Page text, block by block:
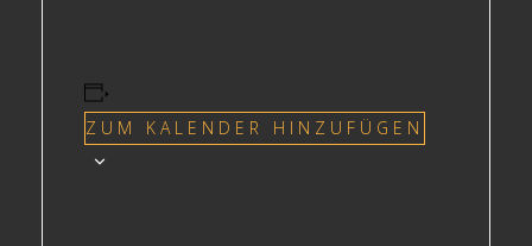
ZUM KALENDER HINZUFÜGEN